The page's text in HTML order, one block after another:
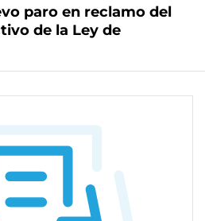
paro en reclamo del
de la Ley de